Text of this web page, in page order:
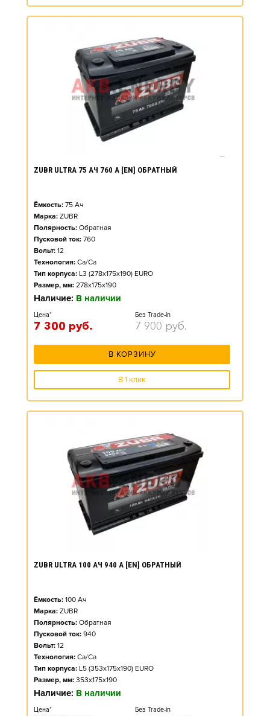
ZUBR ULTRA 75 АЧ 760 А [EN] ОБРАТНЫЙ
Ёмкость: 75 Ач
Марка: ZUBR
Полярность: Обратная
Пусковой ток: 760
Вольт: 12
Технология: Ca/Ca
Тип корпуса: L3 (278x175x190) EURO
Размер, мм: 278x175x190
Наличие: В наличии
Цена*
7 300 руб.
Без Trade-in
7 900 руб.
В КОРЗИНУ
В 1 клик
ZUBR ULTRA 100 АЧ 940 А [EN] ОБРАТНЫЙ
Ёмкость: 100 Ач
Марка: ZUBR
Полярность: Обратная
Пусковой ток: 940
Вольт: 12
Технология: Ca/Ca
Тип корпуса: L5 (353x175x190) EURO
Размер, мм: 353x175x190
Наличие: В наличии
Цена* Без Trade-in